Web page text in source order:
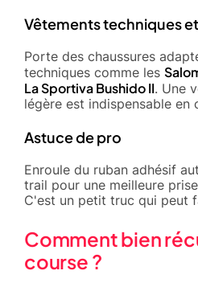
Vêtements techniques
Porte des chaussures
techniques comme les
La Sportiva Bushido II. Une
légère est indispensable en
Astuce de pro
Enroule du ruban adhésif
trail pour une meilleure
C'est un petit truc qui peut
Comment bien
course ?